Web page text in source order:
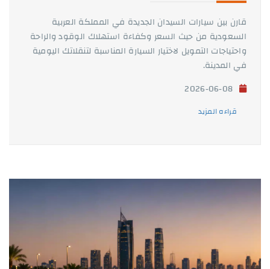
قارن بين سيارات السيدان الجديدة في المملكة العربية
السعودية من حيث السعر وكفاءة استهلاك الوقود والراحة
واحتياجات التمويل لاختيار السيارة المناسبة لتنقلاتك اليومية
في المدينة.
قراءه المزيد